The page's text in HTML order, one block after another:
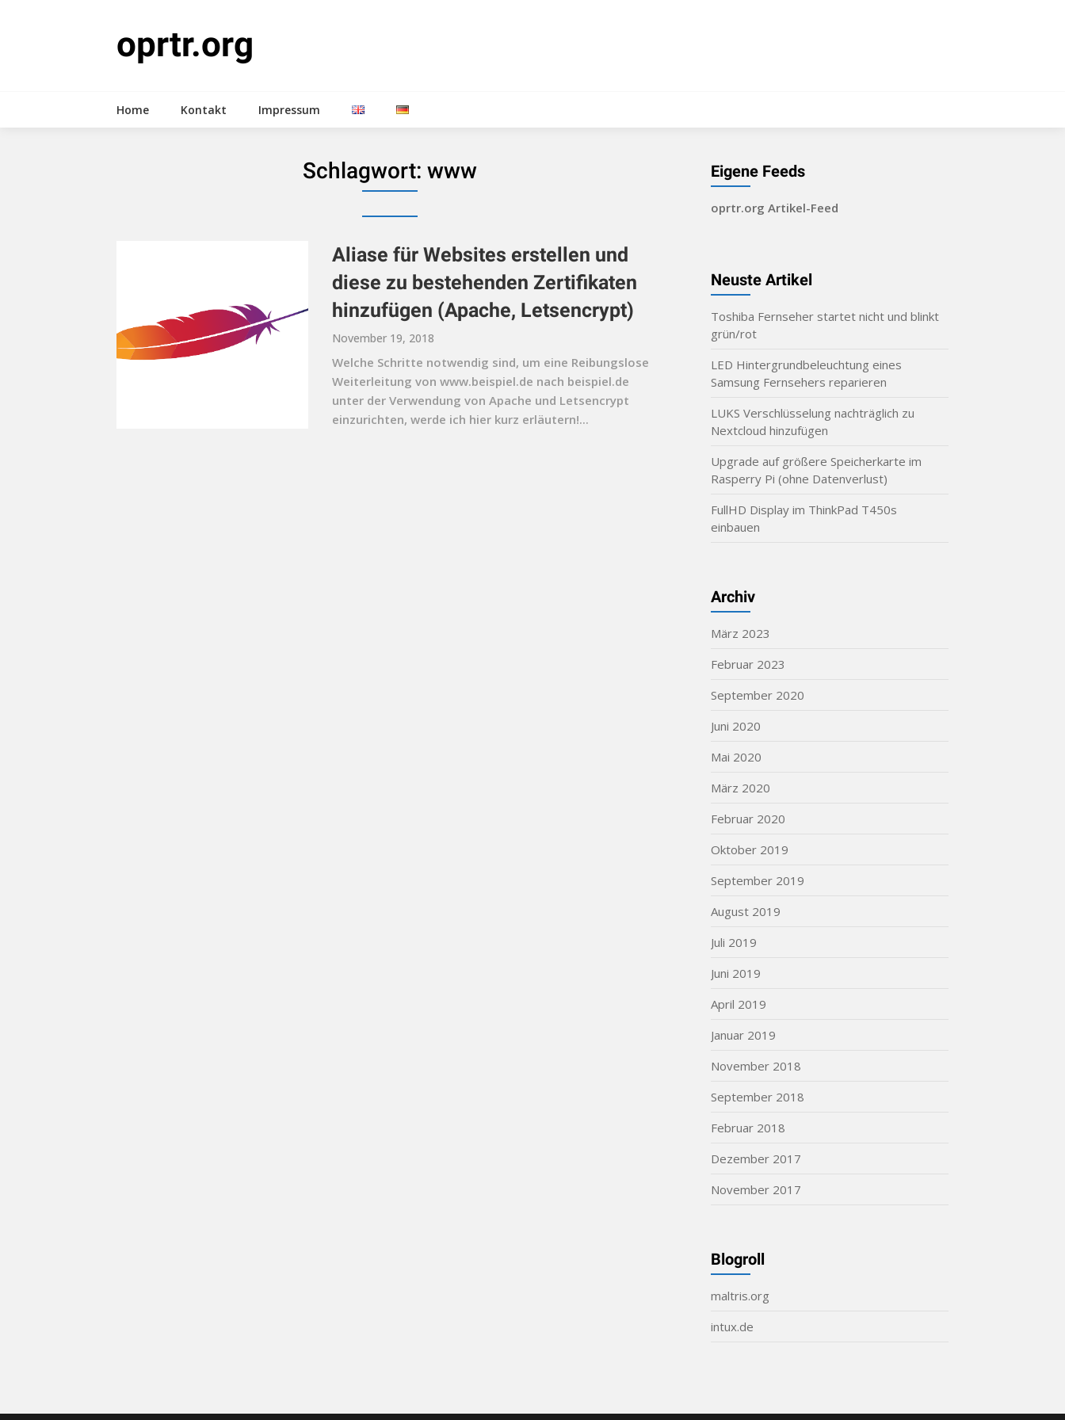
oprtr.org
Home Kontakt Impressum
Schlagwort: www
Aliase für Websites erstellen und
diese zu bestehenden Zertifikaten
hinzufügen (Apache, Letsencrypt)
November 19, 2018
Welche Schritte notwendig sind, um eine Reibungslose
Weiterleitung von www.beispiel.de nach beispiel.de
unter der Verwendung von Apache und Letsencrypt
einzurichten, werde ich hier kurz erläutern!...
Eigene Feeds
oprtr.org Artikel-Feed
Neuste Artikel
Toshiba Fernseher startet nicht und blinkt
grün/rot
LED Hintergrundbeleuchtung eines
Samsung Fernsehers reparieren
LUKS Verschlüsselung nachträglich zu
Nextcloud hinzufügen
Upgrade auf größere Speicherkarte im
Rasperry Pi (ohne Datenverlust)
FullHD Display im ThinkPad T450s
einbauen
Archiv
März 2023
Februar 2023
September 2020
Juni 2020
Mai 2020
März 2020
Februar 2020
Oktober 2019
September 2019
August 2019
Juli 2019
Juni 2019
April 2019
Januar 2019
November 2018
September 2018
Februar 2018
Dezember 2017
November 2017
Blogroll
maltris.org
intux.de